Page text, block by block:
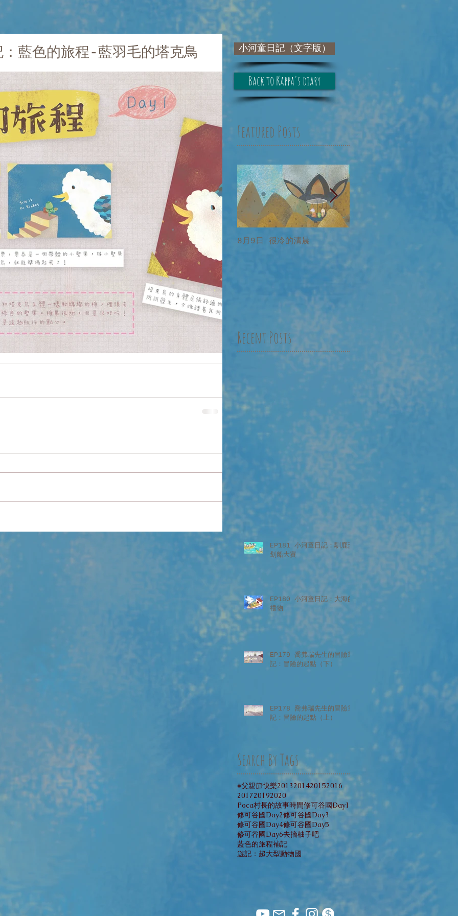
藍色的旅程-藍羽毛的塔克鳥 小河童日記（文字版）
Back to Kappa's diary
Featured Posts
8月9日 很冷的清晨
Recent Posts
EP181 小河童日記：馴鹿盃
划船大賽
EP180 小河童日記：大海的
禮物
EP179 喬弗瑞先生的冒險筆
記：冒險的起點（下）
EP178 喬弗瑞先生的冒險筆
記：冒險的起點（上）
Search By Tags
#父親節快樂2013201420152016
201720192020
Poca村長的故事時間修可谷國Day1
修可谷國Day2修可谷國Day3
修可谷國Day4修可谷國Day5
修可谷國Day6去摘柚子吧
藍色的旅程補記
遊記：超大型動物國